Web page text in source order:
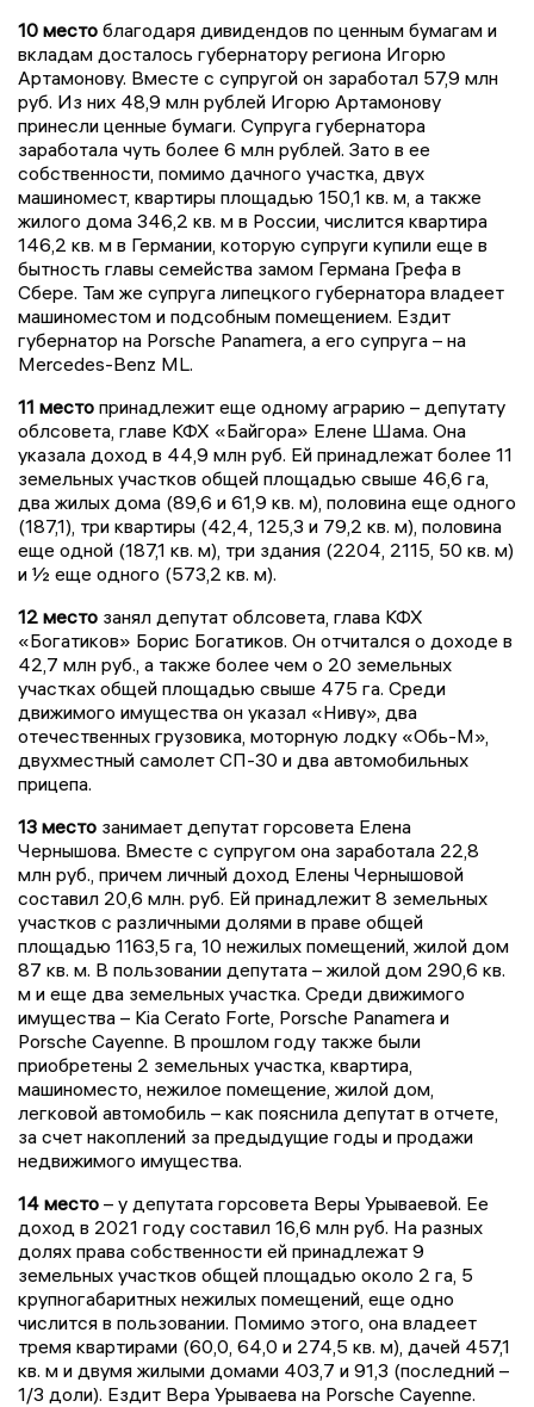
10 место благодаря дивидендов по ценным бумагам и
вкладам досталось губернатору региона Игорю
Артамонову. Вместе с супругой он заработал 57,9 млн
руб. Из них 48,9 млн рублей Игорю Артамонову
принесли ценные бумаги. Супруга губернатора
заработала чуть более 6 млн рублей. Зато в ее
собственности, помимо дачного участка, двух
машиномест, квартиры площадью 150,1 кв. м, а также
жилого дома 346,2 кв. м в России, числится квартира
146,2 кв. м в Германии, которую супруги купили еще в
бытность главы семейства замом Германа Грефа в
Сбере. Там же супруга липецкого губернатора владеет
машиноместом и подсобным помещением. Ездит
губернатор на Porsche Panamera, а его супруга – на
Mercedes-Benz ML.
11 место принадлежит еще одному аграрию – депутату
облсовета, главе КФХ «Байгора» Елене Шама. Она
указала доход в 44,9 млн руб. Ей принадлежат более 11
земельных участков общей площадью свыше 46,6 га,
два жилых дома (89,6 и 61,9 кв. м), половина еще одного
(187,1), три квартиры (42,4, 125,3 и 79,2 кв. м), половина
еще одной (187,1 кв. м), три здания (2204, 2115, 50 кв. м)
и ½ еще одного (573,2 кв. м).
12 место занял депутат облсовета, глава КФХ
«Богатиков» Борис Богатиков. Он отчитался о доходе в
42,7 млн руб., а также более чем о 20 земельных
участках общей площадью свыше 475 га. Среди
движимого имущества он указал «Ниву», два
отечественных грузовика, моторную лодку «Обь-М»,
двухместный самолет СП-30 и два автомобильных
прицепа.
13 место занимает депутат горсовета Елена
Чернышова. Вместе с супругом она заработала 22,8
млн руб., причем личный доход Елены Чернышовой
составил 20,6 млн. руб. Ей принадлежит 8 земельных
участков с различными долями в праве общей
площадью 1163,5 га, 10 нежилых помещений, жилой дом
87 кв. м. В пользовании депутата – жилой дом 290,6 кв.
м и еще два земельных участка. Среди движимого
имущества – Kia Cerato Forte, Porsche Panamera и
Porsche Cayenne. В прошлом году также были
приобретены 2 земельных участка, квартира,
машиноместо, нежилое помещение, жилой дом,
легковой автомобиль – как пояснила депутат в отчете,
за счет накоплений за предыдущие годы и продажи
недвижимого имущества.
14 место – у депутата горсовета Веры Урываевой. Ее
доход в 2021 году составил 16,6 млн руб. На разных
долях права собственности ей принадлежат 9
земельных участков общей площадью около 2 га, 5
крупногабаритных нежилых помещений, еще одно
числится в пользовании. Помимо этого, она владеет
тремя квартирами (60,0, 64,0 и 274,5 кв. м), дачей 457,1
кв. м и двумя жилыми домами 403,7 и 91,3 (последний –
1/3 доли). Ездит Вера Урываева на Porsche Cayenne.